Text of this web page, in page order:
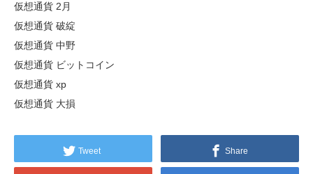
仮想通貨 2月
仮想通貨 破綻
仮想通貨 中野
仮想通貨 ビットコイン
仮想通貨 xp
仮想通貨 大損
Tweet Share